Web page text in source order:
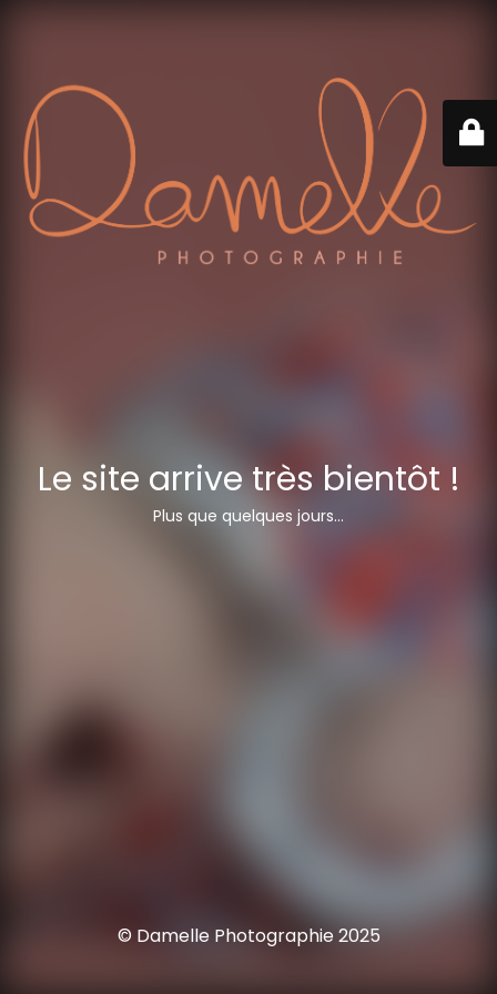
Le site arrive très bientôt !
Plus que quelques jours...
© Damelle Photographie 2025